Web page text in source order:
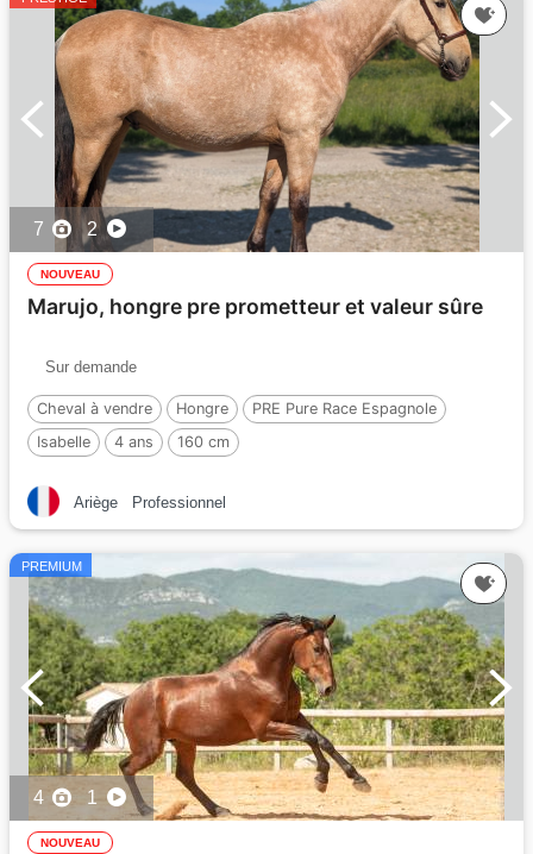
7 2
NOUVEAU
Marujo, hongre pre prometteur et valeur sûre
Sur demande
Cheval à vendre Hongre
PRE Pure Race Espagnole
Isabelle
4 ans 160 cm
Ariège Professionnel
PREMIUM
4 1
NOUVEAU